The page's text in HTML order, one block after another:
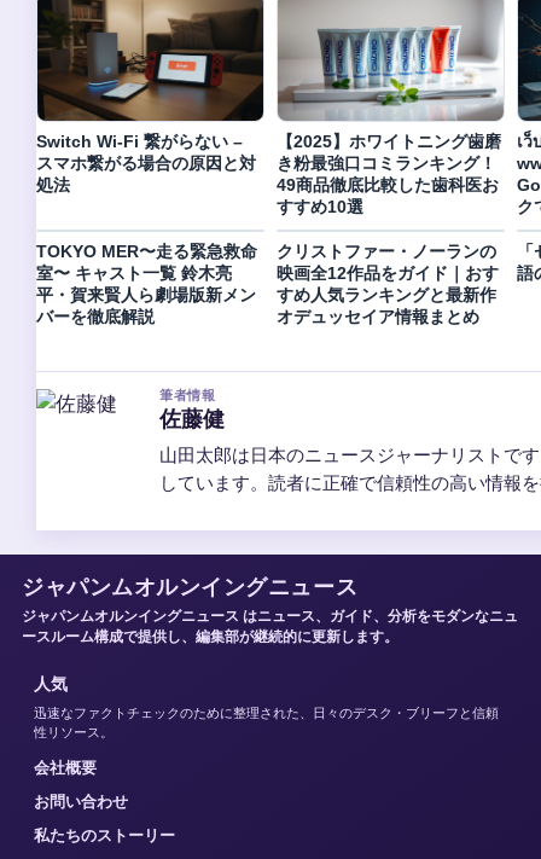
Switch Wi-Fi 繋がらない –
スマホ繋がる場合の原因と対
処法
【2025】ホワイトニング歯磨
き粉最強口コミランキング！
49商品徹底比較した歯科医お
すすめ10選
เว็
ク
TOKYO MER〜走る緊急救命
室〜 キャスト一覧 鈴木亮
平・賀来賢人ら劇場版新メン
バーを徹底解説
クリストファー・ノーランの
映画全12作品をガイド｜おす
すめ人気ランキングと最新作
オデュッセイア情報まとめ
語
筆者情報
佐藤健
山田太郎は日本のニュースジャーナリストで
しています。読者に正確で信頼性の高い情報
ジャパンムオルンイングニュース
ジャパンムオルンイングニュース はニュース、ガイド、分析をモダンなニュ
ースルーム構成で提供し、編集部が継続的に更新します。
人気
迅速なファクトチェックのために整理された、日々のデスク・ブリーフと信頼
性リソース。
会社概要
お問い合わせ
私たちのストーリー